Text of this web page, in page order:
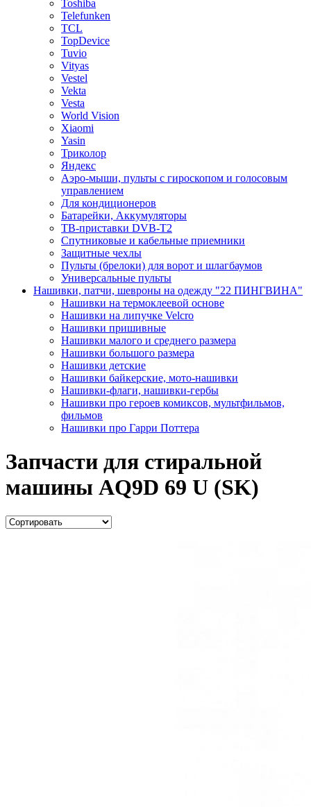
Toshiba
Telefunken
TCL
TopDevice
Tuvio
Vityas
Vestel
Vekta
Vesta
World Vision
Xiaomi
Yasin
Триколор
Яндекс
Аэро-мыши, пульты с гироскопом и голосовым
управлением
Для кондиционеров
Батарейки, Аккумуляторы
ТВ-приставки DVB-T2
Спутниковые и кабельные приемники
Защитные чехлы
Пульты (брелоки) для ворот и шлагбаумов
Универсальные пульты
Нашивки, патчи, шевроны на одежду "22 ПИНГВИНА"
Нашивки на термоклеевой основе
Нашивки на липучке Velcro
Нашивки пришивные
Нашивки малого и среднего размера
Нашивки большого размера
Нашивки детские
Нашивки байкерские, мото-нашивки
Нашивки-флаги, нашивки-гербы
Нашивки про героев комиксов, мультфильмов,
фильмов
Нашивки про Гарри Поттера
Запчасти для стиральной
машины AQ9D 69 U (SK)